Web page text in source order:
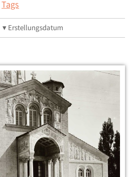
Tags
Erstellungsdatum